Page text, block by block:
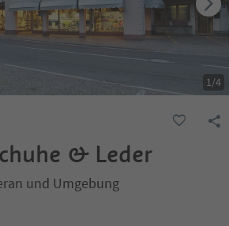
1/4
& Leder
und Umgebung